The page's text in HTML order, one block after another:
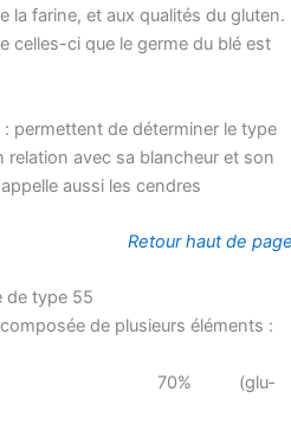
la farine, et aux qua­li­tés du glu­ten.
celles-ci que le germe du blé est
: per­mettent de déter­mi­ner le type
rela­tion avec sa blan­cheur et son
aus­si les cendres
Retour haut de
de type 55
de plu­sieurs éléments :
70% (glu­